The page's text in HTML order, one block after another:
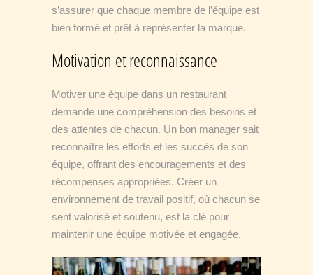
s’assurer que chaque membre de l’équipe est
bien formé et prêt à représenter la marque.
Motivation et reconnaissance
Motiver une équipe dans un restaurant
demande une compréhension des besoins et
des attentes de chacun. Un bon manager sait
reconnaître les efforts et les succès de son
équipe, offrant des encouragements et des
récompenses appropriées. Créer un
environnement de travail positif, où chacun se
sent valorisé et soutenu, est la clé pour
maintenir une équipe motivée et engagée.